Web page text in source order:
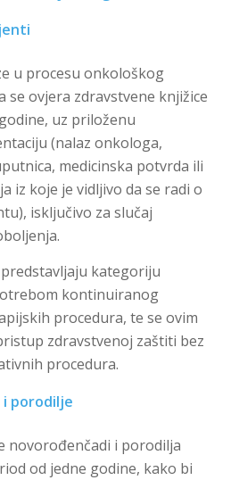
u procesu onkološkog
se ovjera zdravstvene knjižice
uz priloženu
(nalaz onkologa,
medicinska potvrda ili
iz koje je vidljivo da se radi o
isključivo za slučaj
kategoriju
kontinuiranog
procedura, te se ovim
zdravstvenoj zaštiti bez
procedura.
i porodilje
novorođenčadi i porodilja
od jedne godine, kako bi